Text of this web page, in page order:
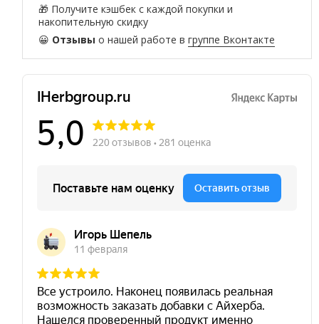
🎁 Получите кэшбек с каждой покупки и
накопительную скидку
😀 Отзывы о нашей работе вгруппе Вконтакте